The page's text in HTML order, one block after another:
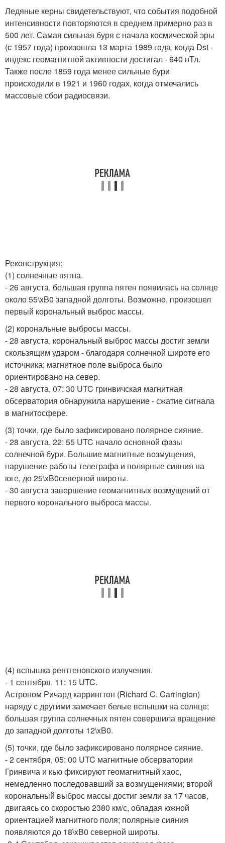
Ледяные керны свидетельствуют, что события подобной
интенсивности повторяются в среднем примерно раз в
500 лет. Самая сильная буря с начала космической эры
(с 1957 года) произошла 13 марта 1989 года, когда Dst -
индекс геомагнитной активности достигал - 640 нТл.
Также после 1859 года менее сильные бури
происходили в 1921 и 1960 годах, когда отмечались
массовые сбои радиосвязи.
Реконструкция:
(1) солнечные пятна.
- 26 августа, большая группа пятен появилась на солнце
около 55\xB0 западной долготы. Возможно, произошел
первый корональный выброс массы.
(2) корональные выбросы массы.
- 28 августа, корональный выброс массы достиг земли
скользящим ударом - благодаря солнечной широте его
источника; магнитное поле выброса было
ориентировано на север.
- 28 августа, 07: 30 UTC гринвичская магнитная
обсерватория обнаружила нарушение - сжатие сигнала
в магнитосфере.
(3) точки, где было зафиксировано полярное сияние.
- 28 августа, 22: 55 UTC начало основной фазы
солнечной бури. Большие магнитные возмущения,
нарушение работы телеграфа и полярные сияния на
юге, до 25\xB0северной широты.
- 30 августа завершение геомагнитных возмущений от
первого коронального выброса массы.
(4) вспышка рентгеновского излучения.
- 1 сентября, 11: 15 UTC.
Астроном Ричард каррингтон (Richard C. Carrington)
наряду с другими замечает белые вспышки на солнце;
большая группа солнечных пятен совершила вращение
до западной долготы 12\xB0.
(5) точки, где было зафиксировано полярное сияние.
- 2 сентября, 05: 00 UTC магнитные обсерватории
Гринвича и кью фиксируют геомагнитный хаос,
немедленно последовавший за возмущениями; второй
корональный выброс массы достиг земли за 17 часов,
двигаясь со скоростью 2380 км/с, обладая южной
ориентацией магнитного поля; полярные сияния
появляются до 18\xB0 северной широты.